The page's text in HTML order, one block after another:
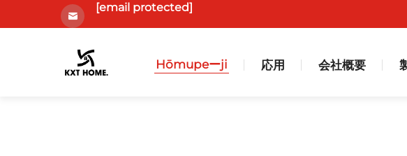
[email protected]
Hōmupeーji 応用 会社概要